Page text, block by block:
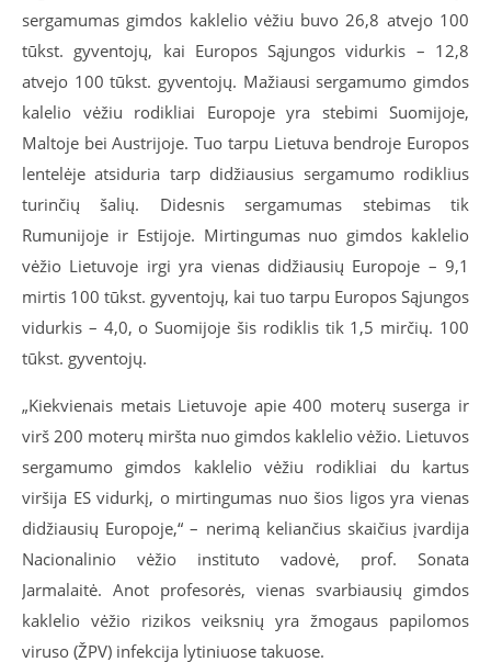
sergamumas gimdos kaklelio vėžiu buvo 26,8 atvejo 100
tūkst. gyventojų, kai Europos Sąjungos vidurkis – 12,8
atvejo 100 tūkst. gyventojų. Mažiausi sergamumo gimdos
kalelio vėžiu rodikliai Europoje yra stebimi Suomijoje,
Maltoje bei Austrijoje. Tuo tarpu Lietuva bendroje Europos
lentelėje atsiduria tarp didžiausius sergamumo rodiklius
turinčių šalių. Didesnis sergamumas stebimas tik
Rumunijoje ir Estijoje. Mirtingumas nuo gimdos kaklelio
vėžio Lietuvoje irgi yra vienas didžiausių Europoje – 9,1
mirtis 100 tūkst. gyventojų, kai tuo tarpu Europos Sąjungos
vidurkis – 4,0, o Suomijoje šis rodiklis tik 1,5 mirčių. 100
tūkst. gyventojų.
„Kiekvienais metais Lietuvoje apie 400 moterų suserga ir
virš 200 moterų miršta nuo gimdos kaklelio vėžio. Lietuvos
sergamumo gimdos kaklelio vėžiu rodikliai du kartus
viršija ES vidurkį, o mirtingumas nuo šios ligos yra vienas
didžiausių Europoje,“ – nerimą keliančius skaičius įvardija
Nacionalinio vėžio instituto vadovė, prof. Sonata
Jarmalaitė. Anot profesorės, vienas svarbiausių gimdos
kaklelio vėžio rizikos veiksnių yra žmogaus papilomos
viruso (ŽPV) infekcija lytiniuose takuose.